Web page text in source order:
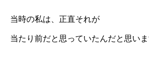
当時の私は、正直それが
当たり前だと思っていたんだと思いま